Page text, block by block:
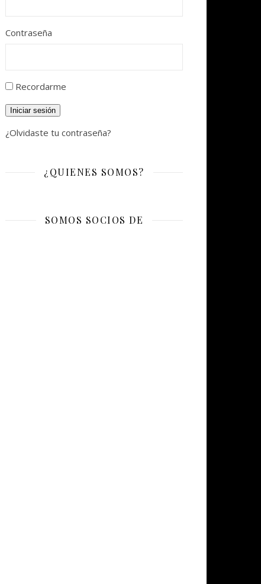
Contraseña
Recordarme
Iniciar sesión
¿Olvidaste tu contraseña?
¿QUIENES SOMOS?
SOMOS SOCIOS DE